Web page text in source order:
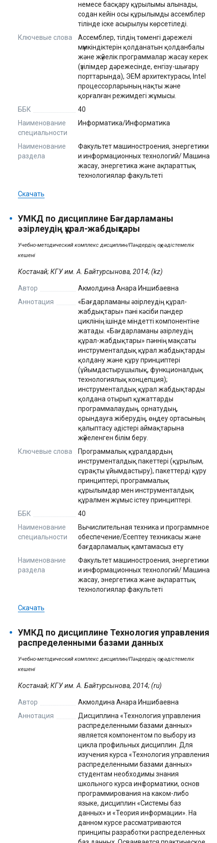
немесе басқару құрылымы алынады,
содан кейін осы құрылымды ассемблер
тілінде іске асырылуы көрсетіледі.
Ключевые слова
Ассемблер, тілдің төменгі дәрежелі
мүмкіндіктерін қолданатын қолданбалы
және жүйелік программалар жасау керек
(үзілімдер дәрежесінде, енгізу-шығару
порттарында), ЭЕМ архитектурасы, Intel
процессорларының нақты және
қорғалған режимдегі жұмысы.
ББК
40
Наименование
специальности
Информатика/Информатика
Наименование
раздела
Факультет машиностроения, энергетики
и информационных технологий/ Машина
жасау, энергетика және ақпараттық
технологиялар факультеті
Скачать
УМКД по дисциплине Бағдарламаны
әзірлеудің құрал-жабдықтары
Учебно-методический комплекс дисциплин/Пәндердің оқу-әдістемелік
кешені
Костанай; КГУ им. А. Байтурсынова, 2014; (kz)
Автор
Акмолдина Анара Иншибаевна
Аннотация
«Бағдарламаны әзірлеудің құрал-
жабдықтары» пәні кәсіби пәндер
циклінің ішінде міндетті компонентіне
жатады. «Бағдарламаны әзірлеудің
құрал-жабдықтары» пәннің мақсаты
инструменталдық құрал жабдықтарды
қолдану және құру принциптері
(ұйымдастырушылық, функционалдық
технологиялық концепция);
инструменталдық құрал жабдықтарды
қолдана отырып құжаттарды
программалаудың, орнатудың,
орындауға жіберудің, өңдеу ортасының
қалыптасу әдістері аймақтарына
жүйеленген білім беру.
Ключевые слова
Программалық құралдардың
инструменталдық пакеттері (құрылым,
сұрақты ұйымдастыру), пакеттерді құру
принциптері, программалық
құрылымдар мен инструменталдық
құралмен жұмыс істеу принциптері.
ББК
40
Наименование
специальности
Вычислительная техника и программное
обеспечение/Есептеу техникасы және
бағдарламалық қамтамасыз ету
Наименование
раздела
Факультет машиностроения, энергетики
и информационных технологий/ Машина
жасау, энергетика және ақпараттық
технологиялар факультеті
Скачать
УМКД по дисциплине Технология управления
распределенными базами данных
Учебно-методический комплекс дисциплин/Пәндердің оқу-әдістемелік
кешені
Костанай; КГУ им. А. Байтурсынова, 2014; (ru)
Автор
Акмолдина Анара Иншибаевна
Аннотация
Дисциплина «Технология управления
распределенными базами данных»
является компонентом по выбору из
цикла профильных дисциплин. Для
изучения курса «Технология управления
распределенными базами данных»
студентам необходимы знания
школьного курса информатики, основ
программирования на каком-либо
языке, дисциплин «Системы баз
данных» и «Теория информации». На
данном курсе рассматриваются
принципы разработки распределенных